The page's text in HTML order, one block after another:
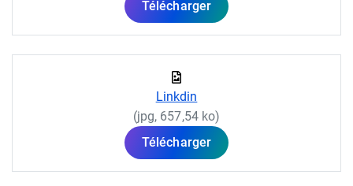
Télécharger
Linkdin
(jpg, 657,54 ko)
Télécharger